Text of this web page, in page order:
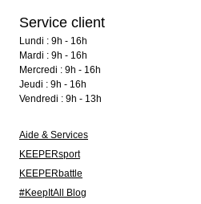
Service client
Lundi : 9h - 16h
Mardi : 9h - 16h
Mercredi : 9h - 16h
Jeudi : 9h - 16h
Vendredi : 9h - 13h
Aide & Services
KEEPERsport
KEEPERbattle
#KeepItAll Blog